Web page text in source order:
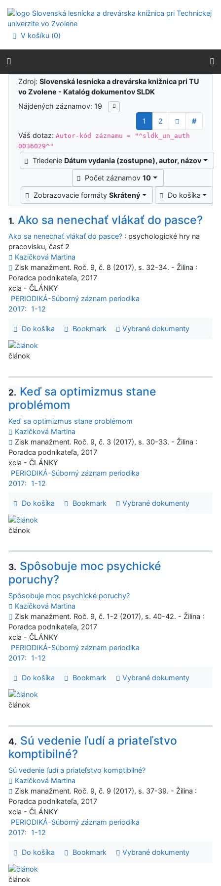
Prejsť na menu
Prehlásenie o webovej prístupnosti
V košíku (0)
Výsledky vyhľadávania
Zdroj:Slovenská lesnícka a drevárska knižnica pri TU
vo Zvolene - Katalóg dokumentov SLDK
Nájdených záznamov: 19
1
2
#
Váš dotaz:Autor-kód záznamu = "^sldk_un_auth
0036029^"
Triedenie Dátum vydania (zostupne), autor, názov
Počet záznamov10
Zobrazovacie formátySkrátený Do košíka
1. Ako sa nenechať vlákať do pasce?
Ako sa nenechať vlákať do pasce? : psychologické hry na
pracovisku, časť 2
Kazičková Martina
Zisk manažment. Roč. 9, č. 8 (2017), s. 32-34. - Žilina :
Poradca podnikateľa, 2017
xcla - ČLÁNKY
PERIODIKÁ-Súborný záznam periodika
2017:
1-12
Do košíka Bookmark Vybrané dokumenty
článok
2. Keď sa optimizmus stane
problémom
Keď sa optimizmus stane problémom
Kazičková Martina
Zisk manažment. Roč. 9, č. 3 (2017), s. 30-33. - Žilina :
Poradca podnikateľa, 2017
xcla - ČLÁNKY
PERIODIKÁ-Súborný záznam periodika
2017:
1-12
Do košíka Bookmark Vybrané dokumenty
článok
3. Spôsobuje moc psychické
poruchy?
Spôsobuje moc psychické poruchy?
Kazičková Martina
Zisk manažment. Roč. 9, č. 1-2 (2017), s. 40-42. - Žilina :
Poradca podnikateľa, 2017
xcla - ČLÁNKY
PERIODIKÁ-Súborný záznam periodika
2017:
1-12
Do košíka Bookmark Vybrané dokumenty
článok
4. Sú vedenie ľudí a priateľstvo
komptibilné?
Sú vedenie ľudí a priateľstvo komptibilné?
Kazičková Martina
Zisk manažment. Roč. 9, č. 9 (2017), s. 37-39. - Žilina :
Poradca podnikateľa, 2017
xcla - ČLÁNKY
PERIODIKÁ-Súborný záznam periodika
2017:
1-12
Do košíka Bookmark Vybrané dokumenty
článok